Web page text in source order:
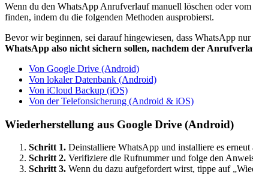
Wenn du den WhatsApp Anrufverlauf manuell löschen oder
finden, indem du die folgenden Methoden ausprobierst.
Bevor wir beginnen, sei darauf hingewiesen, dass WhatsApp
WhatsApp also nicht sichern sollen, nachdem der
Von Google Drive (Android)
Von lokaler Datenbank (Android)
Von iCloud Backup (iOS)
Von der Telefonsicherung (Android & iOS)
Wiederherstellung aus Google Drive (Android)
Schritt 1. Deinstalliere WhatsApp und installiere es
Schritt 2. Verifiziere die Rufnummer und folge den
Schritt 3. Wenn du dazu aufgefordert wirst, tippe auf